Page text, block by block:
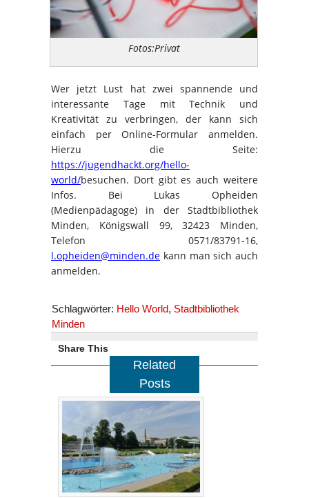
Fotos:Privat
Wer jetzt Lust hat zwei spannende und
interessante Tage mit Technik und
Kreativität zu verbringen, der kann sich
einfach per Online-Formular anmelden.
Hierzu die Seite:
https://jugendhackt.org/hello-
world/besuchen. Dort gibt es auch weitere
Infos. Bei Lukas Opheiden
(Medienpädagoge) in der Stadtbibliothek
Minden, Königswall 99, 32423 Minden,
Telefon 0571/83791-16,
l.opheiden@minden.de kann man sich auch
anmelden.
Schlagwörter: Hello World, Stadtbibliothek
Minden
Share This
Related
Posts